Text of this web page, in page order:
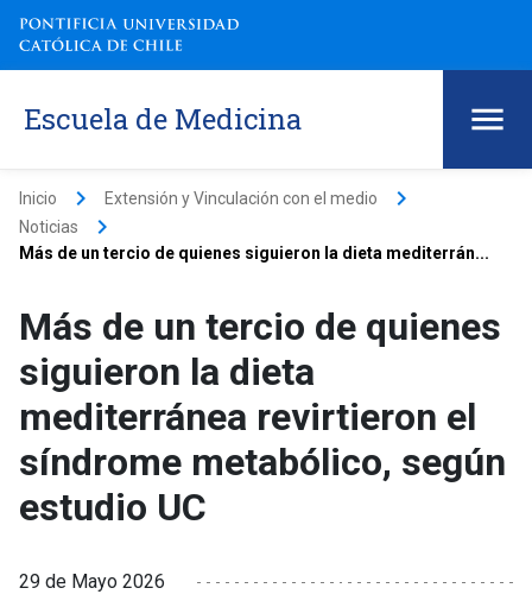
Escuela de Medicina
Inicio keyboard_arrow_right Extensión y Vinculación con el medio keyboard_arrow_right
Noticias keyboard_arrow_right
Más de un tercio de quienes siguieron la dieta mediterrán...
Más de un tercio de quienes
siguieron la dieta
mediterránea revirtieron el
síndrome metabólico, según
estudio UC
29 de Mayo 2026